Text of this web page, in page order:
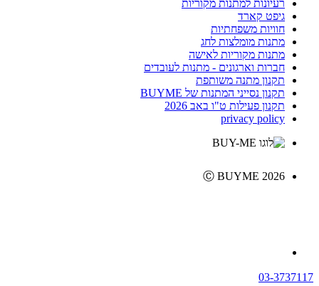
רעיונות למתנות מקוריות
גיפט קארד
חוויות משפחתיות
מתנות מומלצות לחג
מתנות מקוריות לאישה
חברות וארגונים - מתנות לעובדים
תקנון מתנה משותפת
תקנון נסייני המתנות של BUYME
תקנון פעילות ט"ו באב 2026
privacy policy
Ⓒ BUYME 2026
03-3737117